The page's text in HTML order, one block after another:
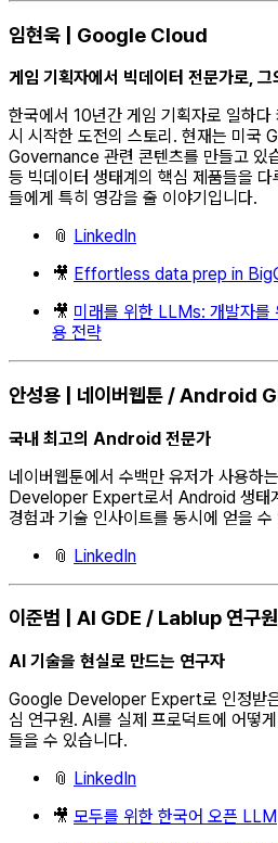
임현욱 | Google Cloud
게임 기획자에서 빅데이터 전문가로,
한국에서 10년간 게임 기획자로 일하
시 시작한 도전의 스토리. 현재는 미국
Governance 관련 콘텐츠를 만들고
등 빅데이터 생태계의 핵심 제품들을
들에게 특히 영감을 줄 이야기입니다.
📎 LinkedIn
🎥 Effortless data prep in
🎥 미래를 위한 LLMs:
용 전략
안성용 | 네이버웹툰 / Android
국내 최고의 Android 전문가
네이버웹툰에서 수백만 유저가 사용하
Developer Expert로서 Android 생태
경험과 기술 인사이트를 동시에 얻을
📎 LinkedIn
이준범 | AI GDE / Lablup 연구원
AI 기술을 현실로 만드는 연구자
Google Developer Expert로 인정받
심 연구원. AI를 실제 프로덕트에 어떻
들을 수 있습니다.
📎 LinkedIn
🎥 모두를 위한 한국어 오픈 LLM